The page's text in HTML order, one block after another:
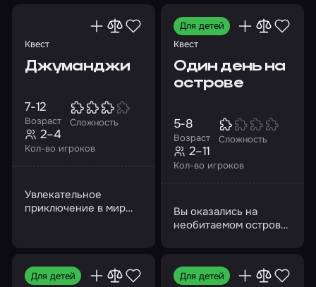
Квест
Джуманджи
Возраст
7-12
Сложность
Кол-во игроков
2–4
Увлекательное
приключение в мир
Для детей
Квест
Один день на
острове
Возраст
5-8
Сложность
Кол-во игроков
2–11
Вы оказались на
необитаемом острове
Для детей
Для детей